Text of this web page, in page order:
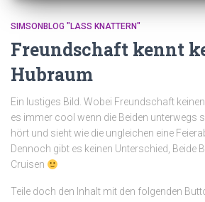
SIMSONBLOG "LASS KNATTERN"
Freundschaft kennt
Hubraum
Ein lustiges Bild. Wobei Freundschaft
es immer cool wenn die Beiden unterwegs
hört und sieht wie die ungleichen eine
Dennoch gibt es keinen Unterschied, Beide
Cruisen
Teile doch den Inhalt mit den folgenden